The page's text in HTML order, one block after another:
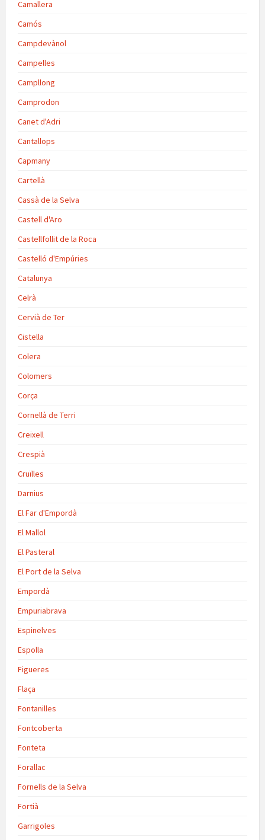
Camallera
Camós
Campdevànol
Campelles
Campllong
Camprodon
Canet d'Adri
Cantallops
Capmany
Cartellà
Cassà de la Selva
Castell d'Aro
Castellfollit de la Roca
Castelló d'Empúries
Catalunya
Celrà
Cervià de Ter
Cistella
Colera
Colomers
Corça
Cornellà de Terri
Creixell
Crespià
Cruïlles
Darnius
El Far d'Empordà
El Mallol
El Pasteral
El Port de la Selva
Empordà
Empuriabrava
Espinelves
Espolla
Figueres
Flaça
Fontanilles
Fontcoberta
Fonteta
Forallac
Fornells de la Selva
Fortià
Garrigoles